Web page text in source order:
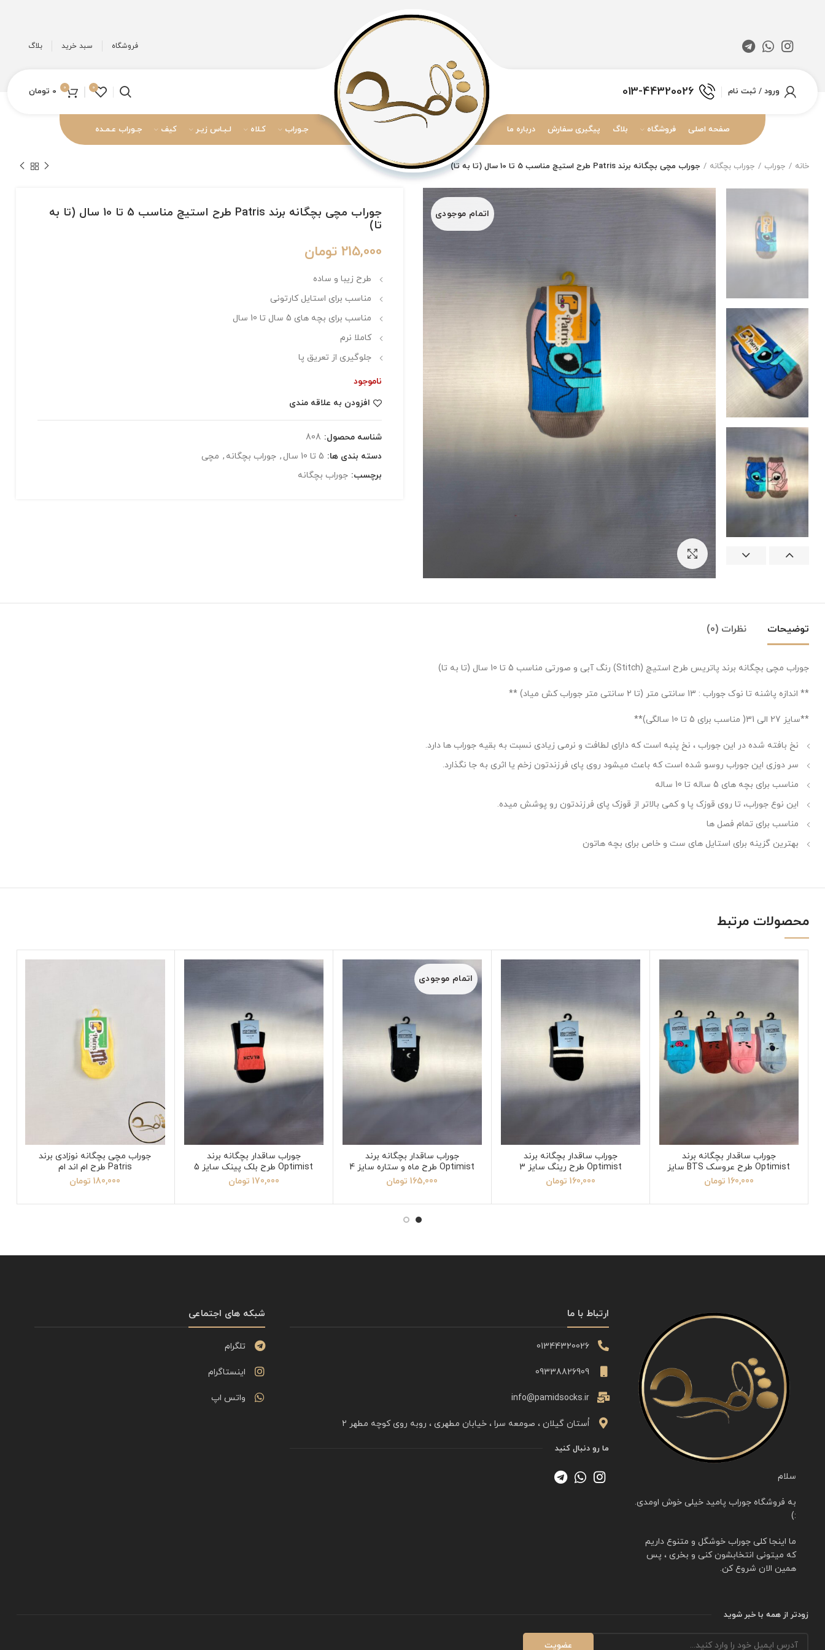
فروشگاه سبد خرید بلاگ
ورود / ثبت نام 013-44320026
0
0
0 تومان
صفحه اصلی فروشگاه بلاگ پیگیری سفارش درباره ما جـوراب کـلاه لـبـاس زیـر کیف جـوراب عـمـده
خانه جوراب جوراب بچگانه جوراب مچی بچگانه برند Patris طرح استیچ مناسب 5 تا 10 سال (تا به تا)
اتمام موجودی
جوراب مچی بچگانه برند Patris طرح استیچ مناسب 5 تا 10 سال (تا به
تا)
215,000 تومان
طرح زیبا و ساده
مناسب برای استایل کارتونی
مناسب برای بچه های 5 سال تا 10 سال
کاملا نرم
جلوگیری از تعریق پا
ناموجود
افزودن به علاقه مندی
شناسه محصول: 808
دسته بندی ها: 5 تا 10 سال , جوراب بچگانه , مچی
برچسب: جوراب بچگانه
توضیحات نظرات (0)
جوراب مچی بچگانه برند پاتریس طرح استیچ (Stitch) رنگ آبی و صورتی مناسب 5 تا 10 سال (تا به تا)
** اندازه پاشنه تا نوک جوراب : 13 سانتی متر (تا 2 سانتی متر جوراب کش میاد) **
**سایز 27 الی 31( مناسب برای 5 تا 10 سالگی)**
نخ بافته شده در این جوراب ، نخ پنبه است که دارای لطافت و نرمی زیادی نسبت به بقیه جوراب ها دارد.
سر دوزی این جوراب روسو شده است که باعث میشود روی پای فرزندتون زخم یا اثری به جا نگذارد.
مناسب برای بچه های 5 ساله تا 10 ساله
این نوع جوراب، تا روی قوزک پا و کمی بالاتر از قوزک پای فرزندتون رو پوشش میده.
مناسب برای تمام فصل ها
بهترین گزینه برای استایل های ست و خاص برای بچه هاتون
محصولات مرتبط
جوراب ساقدار بچگانه برند
Optimist طرح عروسک BTS سایز
3
160,000 تومان
جوراب ساقدار بچگانه برند
Optimist طرح رینگ سایز 3
160,000 تومان
اتمام موجودی
جوراب ساقدار بچگانه برند
Optimist طرح ماه و ستاره سایز 4
165,000 تومان
جوراب ساقدار بچگانه برند
Optimist طرح بلک پینک سایز 5
170,000 تومان
جوراب مچی بچگانه نوزادی برند
Patris طرح ام اند ام
180,000 تومان
سلام
به فروشگاه جوراب پامید خیلی خوش اومدی.
:)
ما اینجا کلی جوراب خوشگل و متنوع داریم
که میتونی انتخابشون کنی و بخری ، پس
همین الان شروع کن.
ارتباط با ما
01344320026
09338826909
info@pamidsocks.ir
اُستان گیلان ، صومعه سرا ، خیابان مطهری ، روبه روی کوچه مطهر ۲
ما رو دنبال کنید
شبکه های اجتماعی
تلگرام
اینستاگرام
واتس اپ
زودتر از همه با خبر شوید